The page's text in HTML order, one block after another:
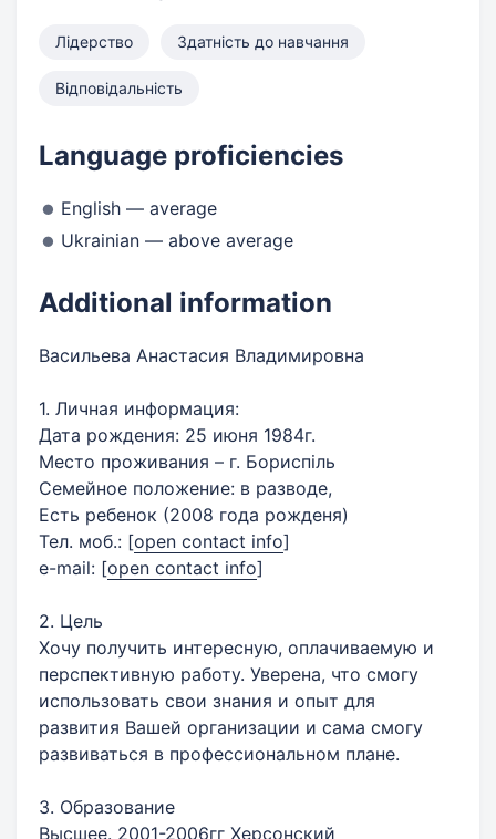
Лідерство Здатність до навчання
Відповідальність
Language proficiencies
English — average
Ukrainian — above average
Additional information
Васильева Анастасия Владимировна
1. Личная информация:
Дата рождения: 25 июня 1984г.
Место проживания – г. Бориспіль
Семейное положение: в разводе,
Есть ребенок (2008 года рожденя)
Тел. моб.: [open contact info]
e-mail: [open contact info]
2. Цель
Хочу получить интересную, оплачиваемую и
перспективную работу. Уверена, что смогу
использовать свои знания и опыт для
развития Вашей организации и сама смогу
развиваться в профессиональном плане.
3. Образование
Высшее. 2001-2006гг Херсонский